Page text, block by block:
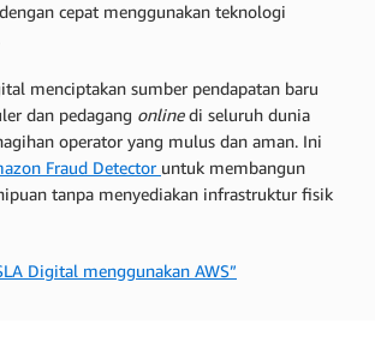
cepat menggunakan teknologi
menciptakan sumber pendapatan baru
dan pedagang onlinedi seluruh dunia
operator yang mulus dan aman. Ini
Fraud Detector untuk membangun
tanpa menyediakan infrastruktur fisik
Digital menggunakan AWS”